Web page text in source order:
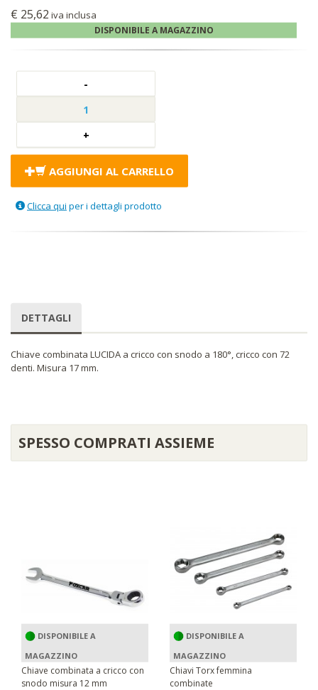
€ 25,62 iva inclusa
DISPONIBILE A MAGAZZINO
AGGIUNGI AL CARRELLO
Clicca qui per i dettagli prodotto
DETTAGLI
Chiave combinata LUCIDA a cricco con snodo a 180°, cricco con 72
denti. Misura 17 mm.
SPESSO COMPRATI ASSIEME
DISPONIBILE A
MAGAZZINO
Chiave combinata a cricco con
snodo misura 12 mm
DISPONIBILE A
MAGAZZINO
Chiavi Torx femmina
combinate